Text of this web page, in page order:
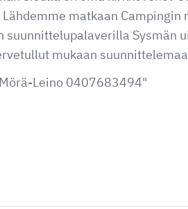
matkaan
suunnittelupalaverilla Sysmän
mukaan
Leino 0407683494"